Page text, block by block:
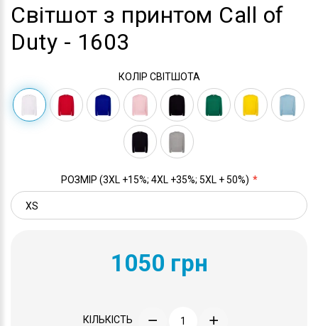
Світшот з принтом Call of
Duty - 1603
КОЛІР СВІТШОТА
РОЗМІР (3XL +15%; 4XL +35%; 5XL + 50%)
1050 грн
КІЛЬКІСТЬ